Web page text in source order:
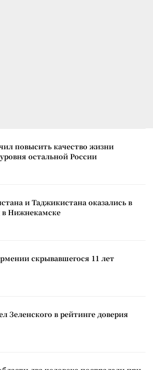
повысить качество жизни
остальной России
и Таджикистана оказались в
Нижнекамске
скрывавшегося 11 лет
Зеленского в рейтинге доверия